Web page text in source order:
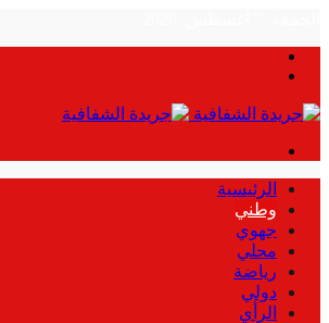
الرئيسية
وطني
جهوي
محلي
رياضة
دولي
الرأي